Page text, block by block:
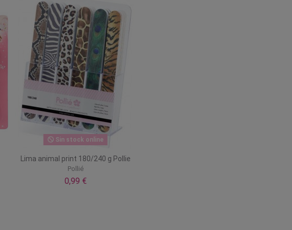
Sin stock online
Lima animal print 180/240 g Pollie
Pollié
0,99 €